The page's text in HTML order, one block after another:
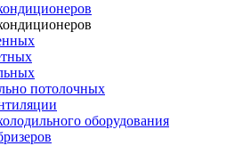
потолочных
оборудования